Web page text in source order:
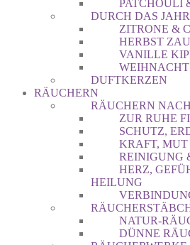
PATCHOULI
DURCH DAS JAHR
ZITRONE &
HERBST
VANILLE
DUFTKERZEN
RÄUCHERN
RÄUCHERN
ZUR RUHE
SCHUTZ,
KRAFT,
REINIGUNG
HERZ,
HEILUNG
NATUR-
DÜNNE